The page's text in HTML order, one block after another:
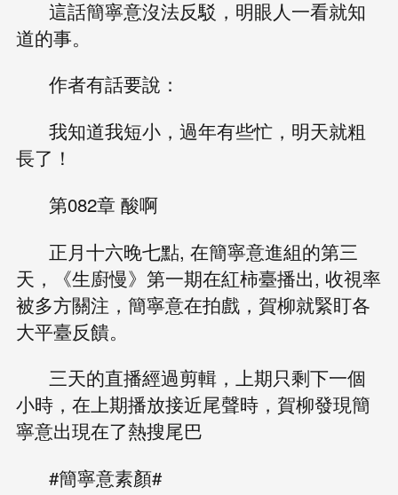
這話簡寧意沒法反駁，明眼人一看就知
道的事。
作者有話要說：
我知道我短小，過年有些忙，明天就粗
長了！
第082章 酸啊
正月十六晚七點, 在簡寧意進組的第三
天，《生廚慢》第一期在紅柿臺播出, 收視率
被多方關注，簡寧意在拍戲，賀柳就緊盯各
大平臺反饋。
三天的直播經過剪輯，上期只剩下一個
小時，在上期播放接近尾聲時，賀柳發現簡
寧意出現在了熱搜尾巴
#簡寧意素顏#